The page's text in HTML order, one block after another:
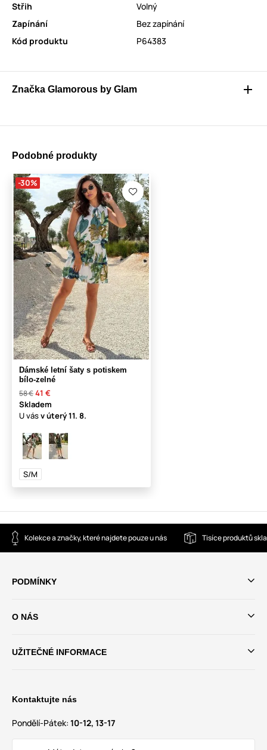
Střih
Volný
Zapínání
Bez zapínání
Kód produktu
P64383
Značka Glamorous by Glam
Podobné produkty
-30%
Dámské letní šaty s potiskem
bílo-zelné
58 €41 €
Skladem
U vásv úterý11. 8.
S/M
Kolekce a značky, které najdete pouze u nás Tisíce produktů
PODMÍNKY
O NÁS
UŽITEČNÉ INFORMACE
Kontaktujte nás
Pondělí-Pátek: 10-12, 13-17